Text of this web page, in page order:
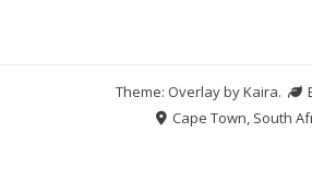
Theme: Overlay byKaira.
Cape Town, South